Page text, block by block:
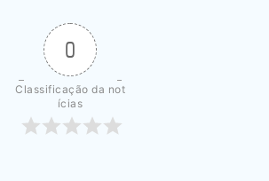
0
Classificação da not
ícias